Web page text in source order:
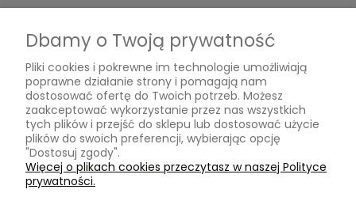
O Nas
MOISSANIT.PL
Pn-Pt w godzinach 11.00-17.00 (po wcześniejszym umówieniu)
ul. Swarzewska 58 lok.3
Dbamy o Twoją prywatność
Pliki cookies i pokrewne im technologie umożliwiają
poprawne działanie strony i pomagają nam
dostosować ofertę do Twoich potrzeb. Możesz
zaakceptować wykorzystanie przez nas wszystkich
tych plików i przejść do sklepu lub dostosować użycie
plików do swoich preferencji, wybierając opcję
"Dostosuj zgody".
Więcej o plikach cookies przeczytasz w naszej Polityce
prywatności.